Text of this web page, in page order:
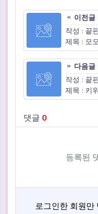
이전글
작성 : 끝
제목 : 모
다음글
작성 : 끝
제목 : 키
댓글 0
등록된
로그인한 회원만